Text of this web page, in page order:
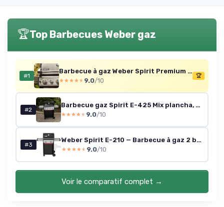
🏆Top Barbecues Weber gaz
#1
Barbecue à gaz Weber Spirit Premium SP-335 GBS
★★★★★
★★★★★ 9.0/10
🏆
#2
Barbecue gaz Spirit E-425 Mix plancha, Puissance 8200w
★★★★★
★★★★★ 9.0/10
#3
Weber Spirit E-210 — Barbecue à gaz 2 brûleurs
★★★★★
★★★★★ 9.0/10
Voir le comparatif complet →